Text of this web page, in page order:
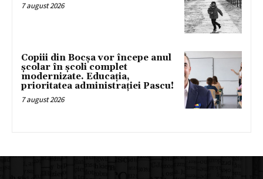
7 august 2026
Copiii din Bocșa vor începe anul
școlar în școli complet
modernizate. Educația,
prioritatea administrației Pascu!
7 august 2026